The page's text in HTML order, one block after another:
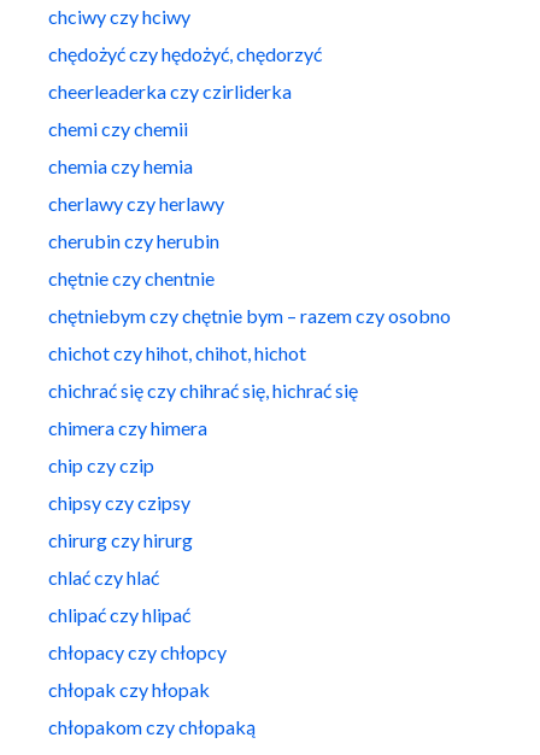
chciwy czy hciwy
chędożyć czy hędożyć, chędorzyć
cheerleaderka czy czirliderka
chemi czy chemii
chemia czy hemia
cherlawy czy herlawy
cherubin czy herubin
chętnie czy chentnie
chętniebym czy chętnie bym – razem czy osobno
chichot czy hihot, chihot, hichot
chichrać się czy chihrać się, hichrać się
chimera czy himera
chip czy czip
chipsy czy czipsy
chirurg czy hirurg
chlać czy hlać
chlipać czy hlipać
chłopacy czy chłopcy
chłopak czy hłopak
chłopakom czy chłopaką